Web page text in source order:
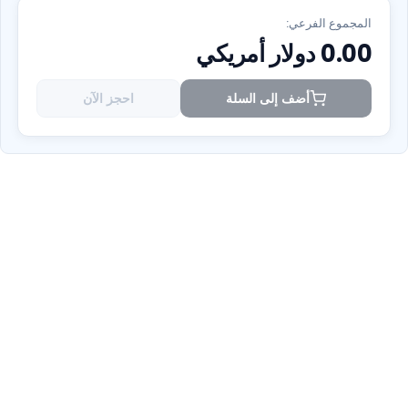
المجموع الفرعي:
0.00دولار أمريكي
أضف إلى السلة احجز الآن